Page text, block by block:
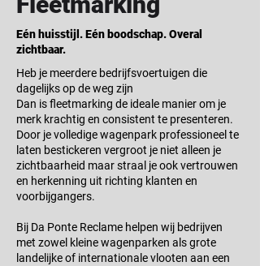
Eén huisstijl. Eén boodschap. Overal
zichtbaar.
Heb je meerdere bedrijfsvoertuigen die
dagelijks op de weg zijn
Dan is fleetmarking de ideale manier om je
merk krachtig en consistent te presenteren.
Door je volledige wagenpark professioneel te
laten bestickeren vergroot je niet alleen je
zichtbaarheid maar straal je ook vertrouwen
en herkenning uit richting klanten en
voorbijgangers.
Bij Da Ponte Reclame helpen wij bedrijven
met zowel kleine wagenparken als grote
landelijke of internationale vlooten aan een